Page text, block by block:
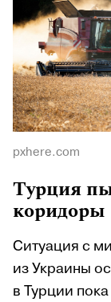
pxhere.com
Турция
коридоры
Ситуация с
из Украины
в Турции